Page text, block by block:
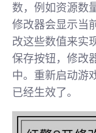
数，例如资源数
修改器会显示当
改这些数值来实
保存按钮，修改
中。重新启动游
已经生效了。